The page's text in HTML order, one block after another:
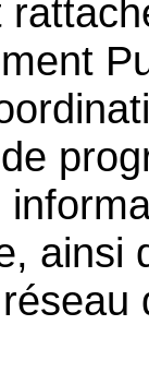
ainsi